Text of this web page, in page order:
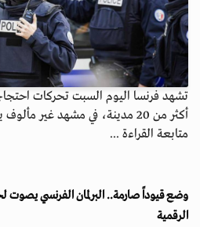
تشهد فرنسا اليوم السبت تحركات
أكثر من 20 مدينة، في مشهد غير مألوف يعكس حجم القلق داخل ال...
متابعة القراءة ...
وضع قيوداً صارمة.. البرلمان الفرنسي يصوت
الرقمية